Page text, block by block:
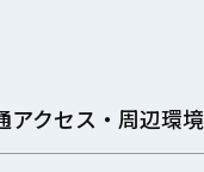
アクセス・周辺環境